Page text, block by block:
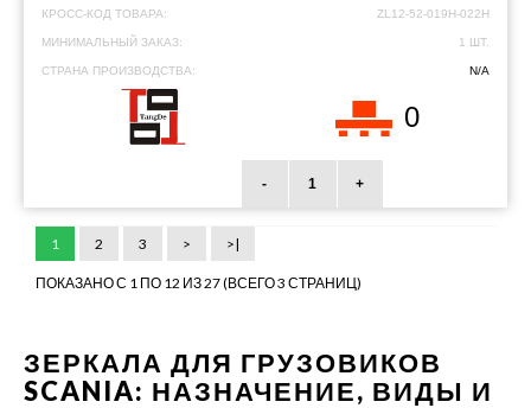
КРОСС-КОД ТОВАРА: ZL12-52-019H-022H
МИНИМАЛЬНЫЙ ЗАКАЗ: 1 ШТ.
СТРАНА ПРОИЗВОДСТВА: N/A
0
- +
1 2 3 > >|
ПОКАЗАНО С 1 ПО 12 ИЗ 27 (ВСЕГО 3 СТРАНИЦ)
ЗЕРКАЛА ДЛЯ ГРУЗОВИКОВ
SCANIA: НАЗНАЧЕНИЕ, ВИДЫ И